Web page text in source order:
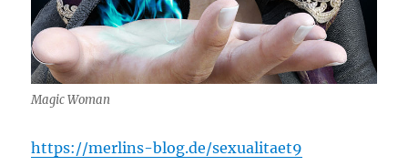
Magic Woman
https://merlins-blog.de/sexualitaet9